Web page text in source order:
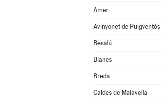
Amer
Avinyonet de Puigventós
Besalú
Blanes
Breda
Caldes de Malavella